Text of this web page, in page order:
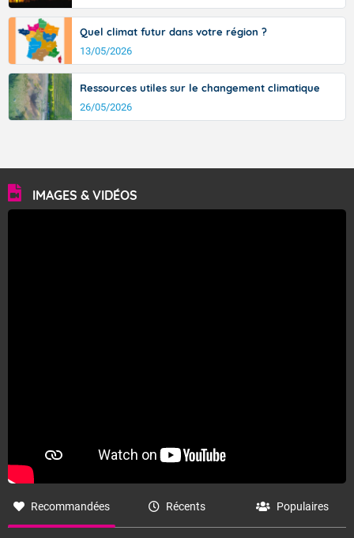
Quel climat futur dans votre région ?
13/05/2026
Ressources utiles sur le changement climatique
26/05/2026
IMAGES & VIDÉOS
Recommandées Récents Populaires